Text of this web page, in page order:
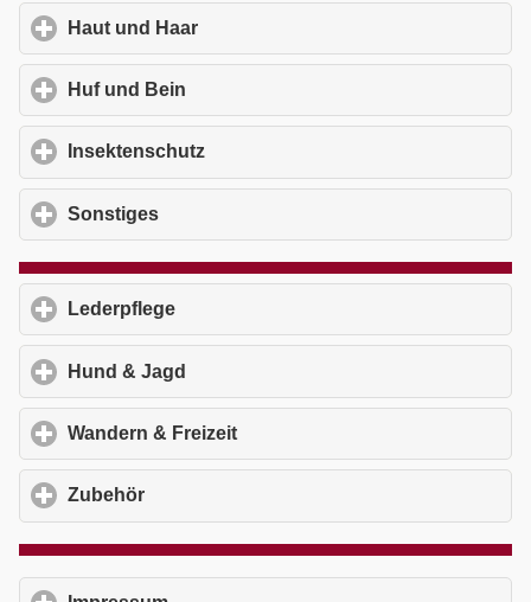
Haut und Haar
Huf und Bein
Insektenschutz
Sonstiges
Lederpflege
Hund & Jagd
Wandern & Freizeit
Zubehör